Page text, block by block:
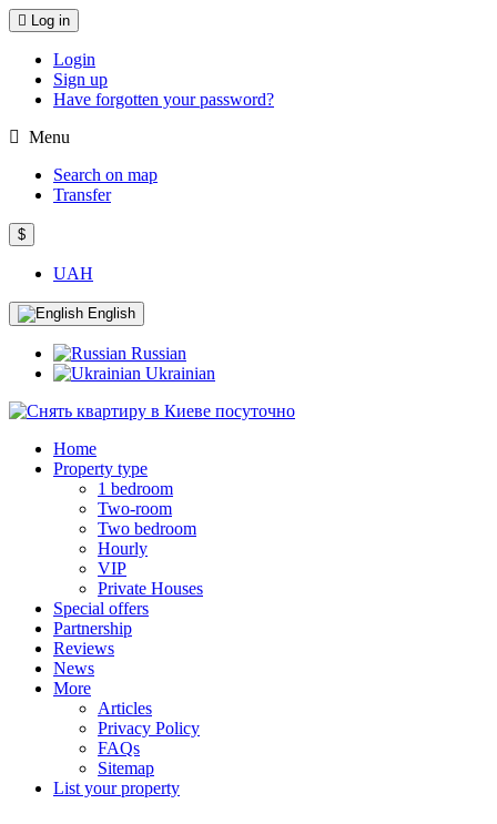
Log in
Login
Sign up
Have forgotten your password?
Menu
Search on map
Transfer
$
UAH
English
Russian
Ukrainian
Home
Property type
1 bedroom
Two-room
Two bedroom
Hourly
VIP
Private Houses
Special offers
Partnership
Reviews
News
More
Articles
Privacy Policy
FAQs
Sitemap
List your property